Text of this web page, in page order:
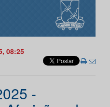
08:25
-